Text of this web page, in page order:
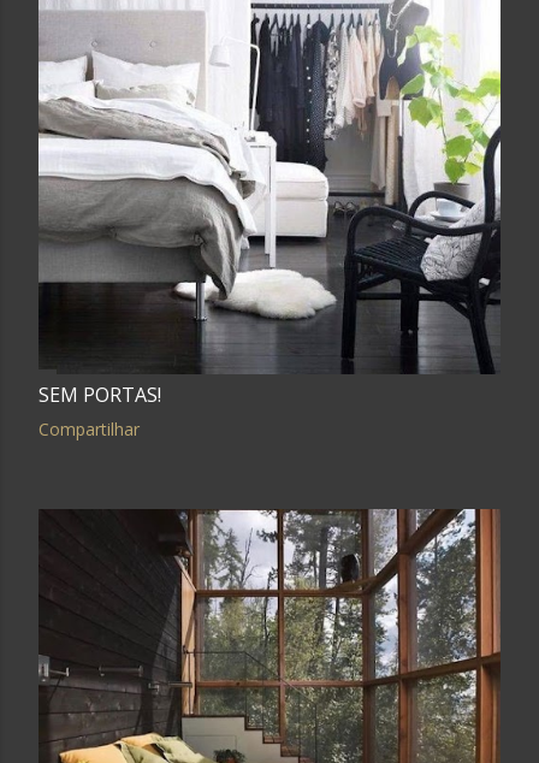
SEM PORTAS!
Compartilhar